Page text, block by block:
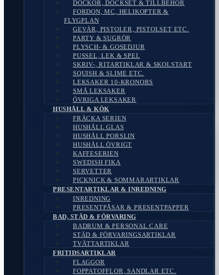
DOCKOR, DOCKSET & TILLBEHÖR
FORDON, MC, HELIKOPTER &
FLYGPLAN
GEVÄR, PISTOLER, PISTOLSET ETC.
PARTY & SUGRÖR
PLYSCH- & GOSEDJUR
PUSSEL, LEK & SPEL
SKRIV-, RITARTIKLAR & SKOLSTART
SQUISH & SLIME ETC.
LEKSAKER 10-KRONORS
SMÅ LEKSAKER
ÖVRIGA LEKSAKER
HUSHÅLL & KÖK
FRÄCKA SERIEN
HUSHÅLL GLAS
HUSHÅLL PORSLIN
HUSHÅLL ÖVRIGT
KAFFESERIEN
SWEDISH FIKA
SERVETTER
PICKNICK & SOMMARARTIKLAR
PRESENTARTIKLAR & INREDNING
INREDNING
PRESENTPÅSAR & PRESENTPAPPER
BAD, STÄD & FÖRVARING
BADRUM & PERSONAL CARE
STÄD & FÖRVARINGSARTIKLAR
TVÄTTARTIKLAR
FRITIDSARTIKLAR
FLAGGOR
FOPPATOFFLOR, SANDLAR ETC.